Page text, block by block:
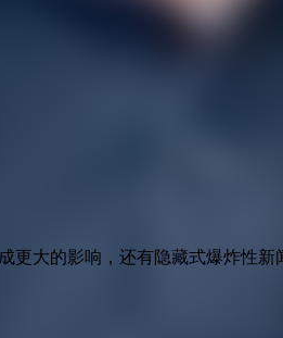
更大的影响，还有隐藏式爆炸性